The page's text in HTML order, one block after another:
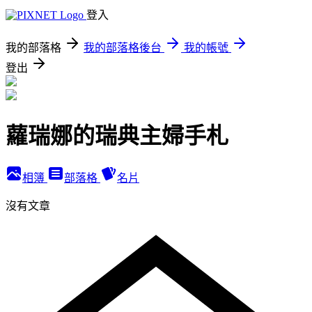
登入
我的部落格 我的部落格後台
我的帳號
登出
蘿瑞娜的瑞典主婦手札
相簿 部落格 名片
沒有文章